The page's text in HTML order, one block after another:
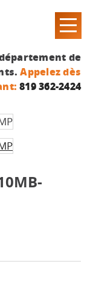
de
Appelez dès
819 362-2424